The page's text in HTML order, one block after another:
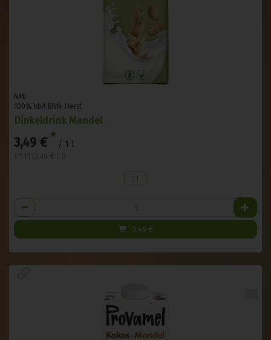
NMI
100% kbA BNN-Herst
Dinkeldrink Mandel
3,49 € * / 1 l
1 l
Anzahl
3,49 €